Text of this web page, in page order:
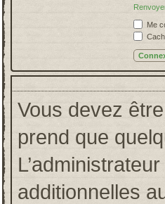
Me
Vous devez
prend que
additionnelles